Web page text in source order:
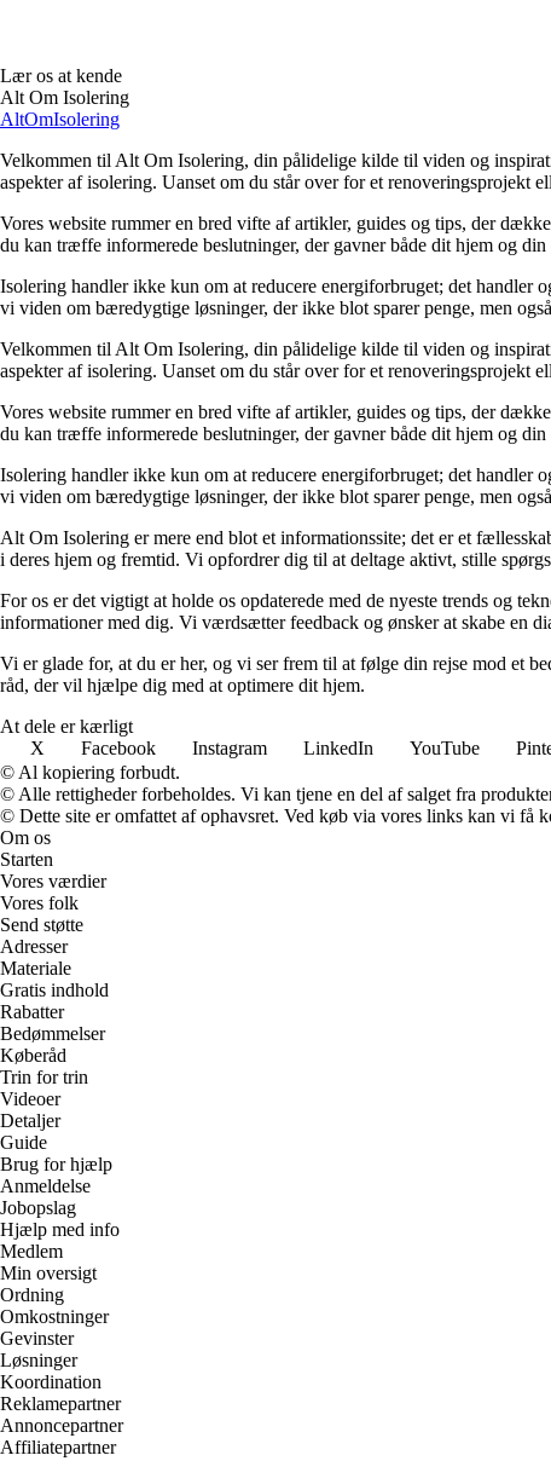
Lær os at kende
Alt Om Isolering
AltOmIsolering
Velkommen til Alt Om Isolering, din pålidelige kilde til viden og
aspekter af isolering. Uanset om du står over for et
Vores website rummer en bred vifte af artikler, guides og tips, der
du kan træffe informerede beslutninger, der gavner både dit hjem og
Isolering handler ikke kun om at reducere energiforbruget; det handler
vi viden om bæredygtige løsninger, der ikke blot sparer penge, men
Velkommen til Alt Om Isolering, din pålidelige kilde til viden og
aspekter af isolering. Uanset om du står over for et
Vores website rummer en bred vifte af artikler, guides og tips, der
du kan træffe informerede beslutninger, der gavner både dit hjem og
Isolering handler ikke kun om at reducere energiforbruget; det handler
vi viden om bæredygtige løsninger, der ikke blot sparer penge, men
Alt Om Isolering er mere end blot et informationssite; det er et
i deres hjem og fremtid. Vi opfordrer dig til at deltage aktivt, stille
For os er det vigtigt at holde os opdaterede med de nyeste trends og
informationer med dig. Vi værdsætter feedback og ønsker at skabe en
Vi er glade for, at du er her, og vi ser frem til at følge din rejse mod et
råd, der vil hjælpe dig med at optimere dit hjem.
At dele er kærligt
X
Facebook Instagram LinkedIn YouTube
© Al kopiering forbudt.
© Alle rettigheder forbeholdes. Vi kan tjene en del af salget fra
© Dette site er omfattet af ophavsret. Ved køb via vores links kan vi få
Om os
Starten
Vores værdier
Vores folk
Send støtte
Adresser
Materiale
Gratis indhold
Rabatter
Bedømmelser
Køberåd
Trin for trin
Videoer
Detaljer
Guide
Brug for hjælp
Anmeldelse
Jobopslag
Hjælp med info
Medlem
Min oversigt
Ordning
Omkostninger
Gevinster
Løsninger
Koordination
Reklamepartner
Annoncepartner
Affiliatepartner